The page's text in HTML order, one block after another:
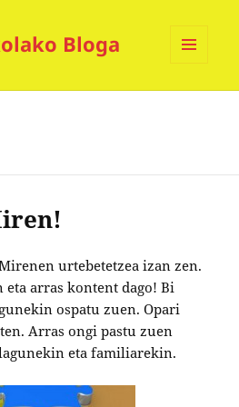
Bloga
urtebetetzea izan zen.
eta arras kontent dago! Bi
ospatu zuen. Opari
Arras ongi pastu zuen
eta familiarekin.